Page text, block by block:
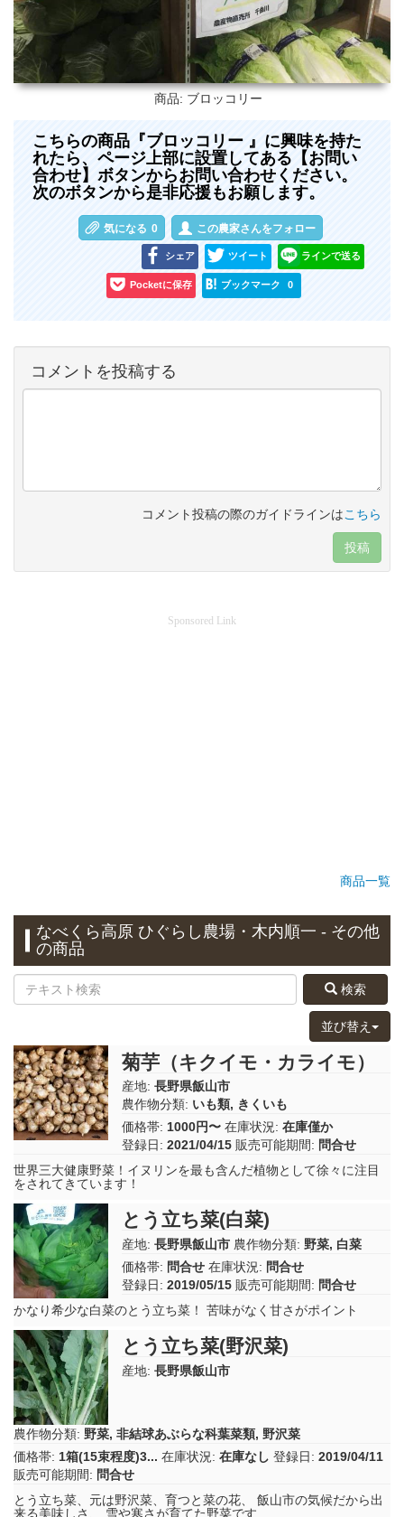
商品: ブロッコリー
こちらの商品『ブロッコリー 』に興味を持た
れたら、ページ上部に設置してある【お問い
合わせ】ボタンからお問い合わせください。
次のボタンから是非応援もお願します。
気になる 0 この農家さんをフォロー
シェア ツイート ラインで送る
Pocketに保存 ブックマーク 0
コメントを投稿する
コメント投稿の際のガイドラインはこちら
投稿
Sponsored Link
商品一覧
なべくら高原 ひぐらし農場・木内順一 - その他
の商品
検索
並び替え
菊芋（キクイモ・カライモ）
産地: 長野県飯山市
農作物分類: いも類, きくいも
価格帯: 1000円〜 在庫状況: 在庫僅か
登録日: 2021/04/15 販売可能期間: 問合せ
世界三大健康野菜！イヌリンを最も含んだ植物として徐々に注目
をされてきています！
とう立ち菜(白菜)
産地: 長野県飯山市 農作物分類: 野菜, 白菜
価格帯: 問合せ 在庫状況: 問合せ
登録日: 2019/05/15 販売可能期間: 問合せ
かなり希少な白菜のとう立ち菜！ 苦味がなく甘さがポイント
とう立ち菜(野沢菜)
産地: 長野県飯山市
農作物分類: 野菜, 非結球あぶらな科葉菜類, 野沢菜
価格帯: 1箱(15束程度)3... 在庫状況: 在庫なし 登録日: 2019/04/11
販売可能期間: 問合せ
とう立ち菜、元は野沢菜、育つと菜の花、 飯山市の気候だから出
来る美味しさ、 雪や寒さが育てた野菜です